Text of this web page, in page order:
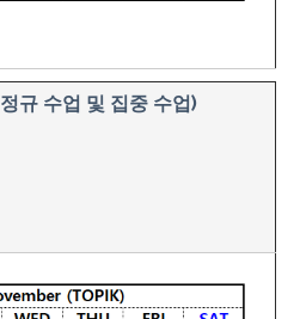
규 수업 및 집중 수업)